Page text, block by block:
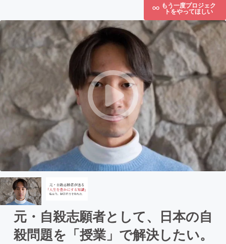
もう一度プロジェク
トをやってほしい
元・自殺志願者として、日本の自
殺問題を「授業」で解決したい。